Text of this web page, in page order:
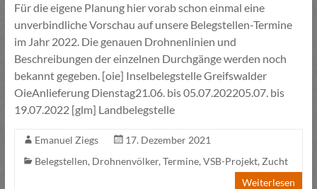
Für die eigene Planung hier vorab schon einmal eine
unverbindliche Vorschau auf unsere Belegstellen-Termine
im Jahr 2022. Die genauen Drohnenlinien und
Beschreibungen der einzelnen Durchgänge werden noch
bekannt gegeben. [oie] Inselbelegstelle Greifswalder
OieAnlieferung Dienstag21.06. bis 05.07.202205.07. bis
19.07.2022 [glm] Landbelegstelle
Emanuel Ziegs
17. Dezember 2021
Belegstellen, Drohnenvölker, Termine, VSB-Projekt, Zucht
Weiterlesen